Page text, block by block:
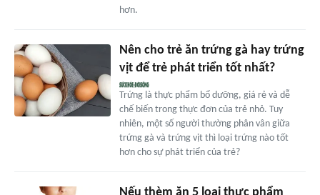
hơn.
Nên cho trẻ ăn trứng gà hay trứng
vịt để trẻ phát triển tốt nhất?
Trứng là thực phẩm bổ dưỡng, giá rẻ và dễ
chế biến trong thực đơn của trẻ nhỏ. Tuy
nhiên, một số người thường phân vân giữa
trứng gà và trứng vịt thì loại trứng nào tốt
hơn cho sự phát triển của trẻ?